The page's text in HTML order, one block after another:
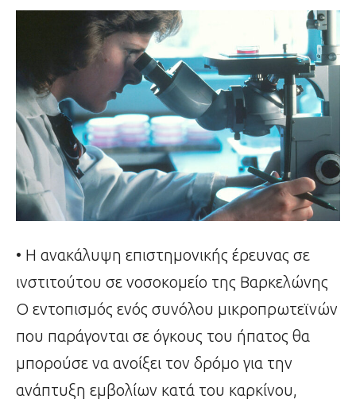
• Η ανακάλυψη επιστημονικής έρευνας σε
ινστιτούτου σε νοσοκομείο της Βαρκελώνης
Ο εντοπισμός ενός συνόλου μικροπρωτεϊνών
που παράγονται σε όγκους του ήπατος θα
μπορούσε να ανοίξει τον δρόμο για την
ανάπτυξη εμβολίων κατά του καρκίνου,